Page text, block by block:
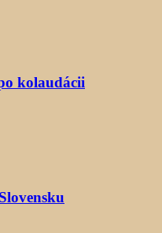
kolaudácii